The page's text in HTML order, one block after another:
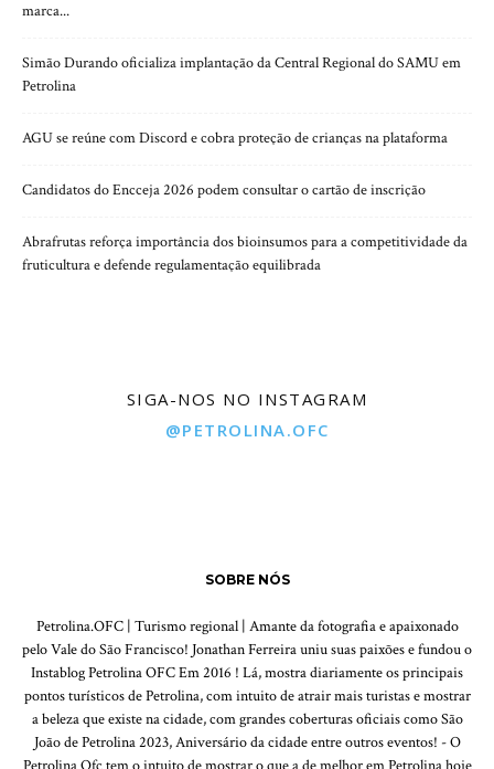
marca...
Simão Durando oficializa implantação da Central Regional do SAMU em
Petrolina
AGU se reúne com Discord e cobra proteção de crianças na plataforma
Candidatos do Encceja 2026 podem consultar o cartão de inscrição
Abrafrutas reforça importância dos bioinsumos para a competitividade da
fruticultura e defende regulamentação equilibrada
SIGA-NOS NO INSTAGRAM
@PETROLINA.OFC
SOBRE NÓS
Petrolina.OFC | Turismo regional | Amante da fotografia e apaixonado
pelo Vale do São Francisco! Jonathan Ferreira uniu suas paixões e fundou o
Instablog Petrolina OFC Em 2016 ! Lá, mostra diariamente os principais
pontos turísticos de Petrolina, com intuito de atrair mais turistas e mostrar
a beleza que existe na cidade, com grandes coberturas oficiais como São
João de Petrolina 2023, Aniversário da cidade entre outros eventos! - O